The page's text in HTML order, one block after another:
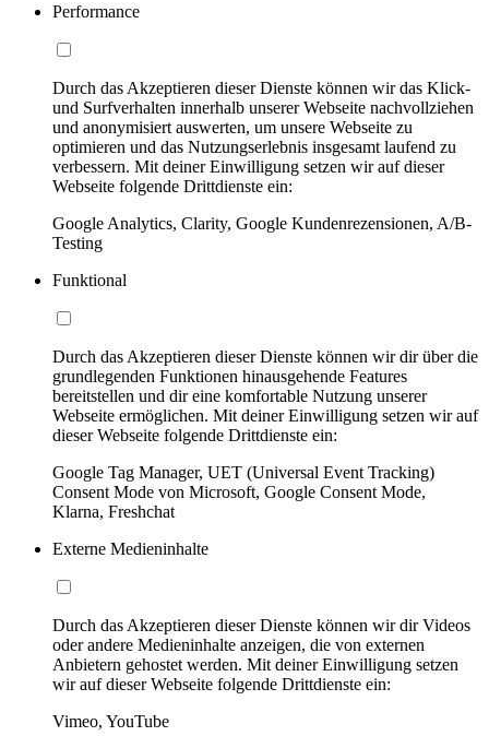
Performance
Durch das Akzeptieren dieser Dienste können wir das Klick-
und Surfverhalten innerhalb unserer Webseite nachvollziehen
und anonymisiert auswerten, um unsere Webseite zu
optimieren und das Nutzungserlebnis insgesamt laufend zu
verbessern. Mit deiner Einwilligung setzen wir auf dieser
Webseite folgende Drittdienste ein:
Google Analytics, Clarity, Google Kundenrezensionen, A/B-
Testing
Funktional
Durch das Akzeptieren dieser Dienste können wir dir über die
grundlegenden Funktionen hinausgehende Features
bereitstellen und dir eine komfortable Nutzung unserer
Webseite ermöglichen. Mit deiner Einwilligung setzen wir auf
dieser Webseite folgende Drittdienste ein:
Google Tag Manager, UET (Universal Event Tracking)
Consent Mode von Microsoft, Google Consent Mode,
Klarna, Freshchat
Externe Medieninhalte
Durch das Akzeptieren dieser Dienste können wir dir Videos
oder andere Medieninhalte anzeigen, die von externen
Anbietern gehostet werden. Mit deiner Einwilligung setzen
wir auf dieser Webseite folgende Drittdienste ein:
Vimeo, YouTube